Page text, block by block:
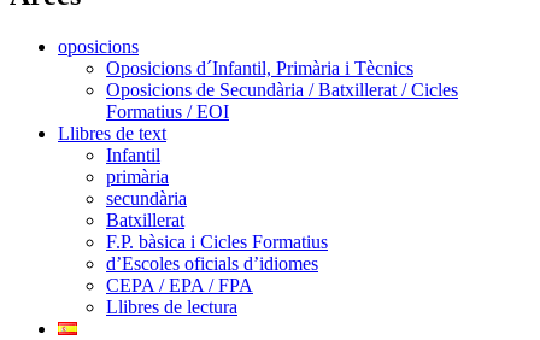
oposicions
Oposicions d´Infantil, Primària i Tècnics
Oposicions de Secundària / Batxillerat / Cicles
Formatius / EOI
Llibres de text
Infantil
primària
secundària
Batxillerat
F.P. bàsica i Cicles Formatius
d’Escoles oficials d’idiomes
CEPA / EPA / FPA
Llibres de lectura